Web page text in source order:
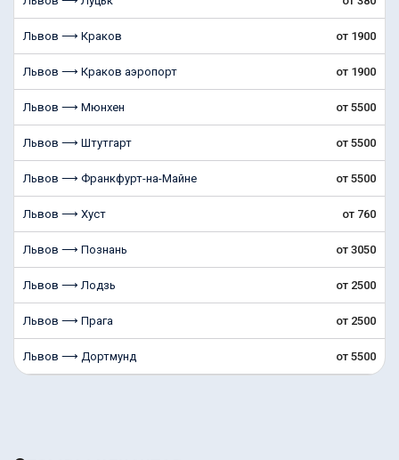
Львов ⟶ Краков от 1900
Львов ⟶ Краков аэропорт от 1900
Львов ⟶ Мюнхен от 5500
Львов ⟶ Штутгарт от 5500
Львов ⟶ Франкфурт-на-Майне от 5500
Львов ⟶ Хуст от 760
Львов ⟶ Познань от 3050
Львов ⟶ Лодзь от 2500
Львов ⟶ Прага от 2500
Львов ⟶ Дортмунд от 5500